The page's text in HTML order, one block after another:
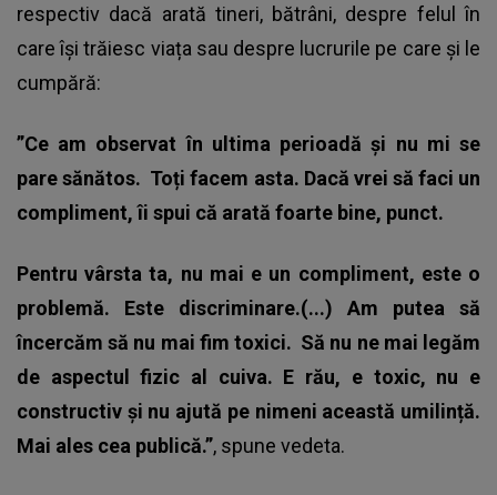
respectiv dacă arată tineri, bătrâni, despre felul în
care își trăiesc viața sau despre lucrurile pe care și le
cumpără:
”Ce am observat în ultima perioadă și nu mi se
pare sănătos. Toți facem asta. Dacă vrei să faci un
compliment, îi spui că arată foarte bine, punct.
Pentru vârsta ta, nu mai e un compliment, este o
problemă. Este discriminare.(...) Am putea să
încercăm să nu mai fim toxici. Să nu ne mai legăm
de aspectul fizic al cuiva. E rău, e toxic, nu e
constructiv și nu ajută pe nimeni această umilință.
Mai ales cea publică.”, spune vedeta.